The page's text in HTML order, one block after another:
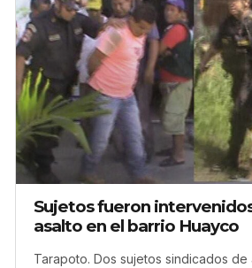
Sujetos fueron
asalto en el barrio Huayco
Tarapoto. Dos sujetos sindicados de